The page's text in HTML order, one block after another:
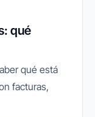
qué
qué está
facturas,